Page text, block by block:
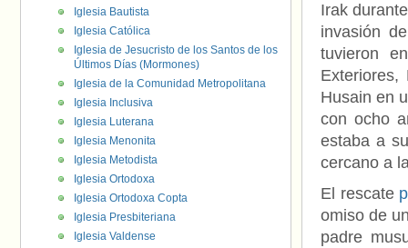
Irak
invasión
tuvieron
Husain en
con ocho
estaba a
cercano a
El rescate
omiso de
padre
Iglesia Bautista
Iglesia Católica
Iglesia de Jesucristo de los Santos de los
Últimos Días (Mormones)
Iglesia de la Comunidad Metropolitana
Iglesia Inclusiva
Iglesia Luterana
Iglesia Menonita
Iglesia Metodista
Iglesia Ortodoxa
Iglesia Ortodoxa Copta
Iglesia Presbiteriana
Iglesia Valdense